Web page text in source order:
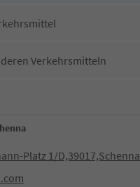
Verkehrsmitteln
Platz 1/D,39017,Schenna